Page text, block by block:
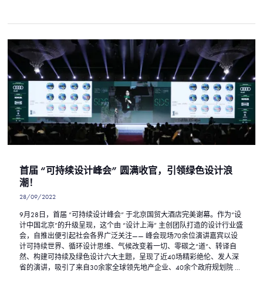
首届 “可持续设计峰会” 圆满收官，引领绿色设计浪
潮！
28/09/2022
9月28日，首届 “可持续设计峰会” 于北京国贸大酒店完美谢幕。作为“设
计中国北京”的升级呈现，这个由 “设计上海” 主创团队打造的设计行业盛
会，自推出便引起社会各界广泛关注—— 峰会现场70余位演讲嘉宾以设
计可持续世界、循环设计思维、气候改变着一切、零碳之“道”、转译自
然、构建可持续及绿色设计六大主题，呈现了近40场精彩绝伦、发人深
省的演讲，吸引了来自30余家全球领先地产企业、40余个政府规划院 ...